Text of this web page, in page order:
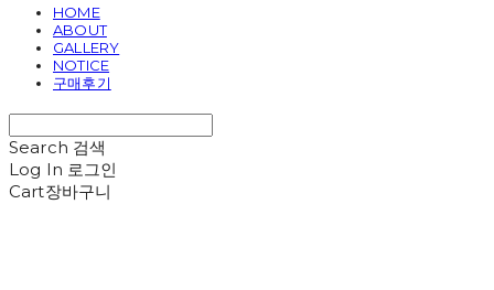
HOME
ABOUT
GALLERY
NOTICE
구매후기
Search 검색
Log In 로그인
Cart장바구니